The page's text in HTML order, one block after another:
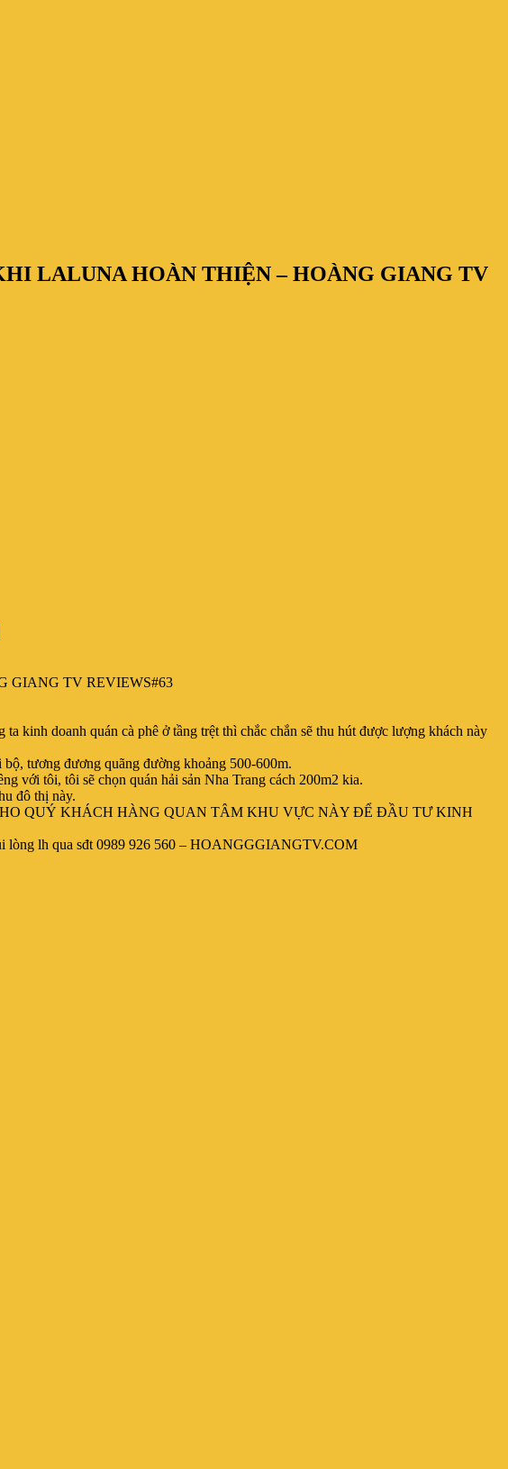
LALUNA HOÀN THIỆN – HOÀNG GIANG TV
GIANG TV REVIEWS#63
kinh doanh quán cà phê ở tầng trệt thì chắc chắn sẽ thu hút được lượng khách này
tương đương quãng đường khoảng 500-600m.
với tôi, tôi sẽ chọn quán hải sản Nha Trang cách 200m2 kia.
đô thị này.
QUÝ KHÁCH HÀNG QUAN TÂM KHU VỰC NÀY ĐỂ ĐẦU TƯ KINH
lòng lh qua sđt 0989 926 560 – HOANGGGIANGTV.COM